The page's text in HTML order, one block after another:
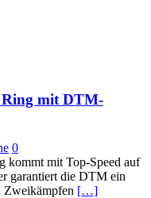
mit DTM-
0
kommt mit Top-Speed auf
garantiert die DTM ein
Zweikämpfen […]